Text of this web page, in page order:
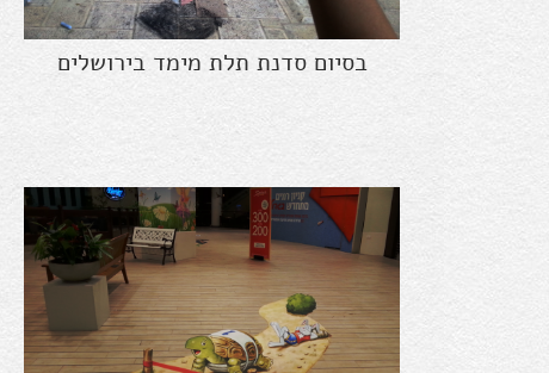
בסיום סדנת תלת מימד בירושלים